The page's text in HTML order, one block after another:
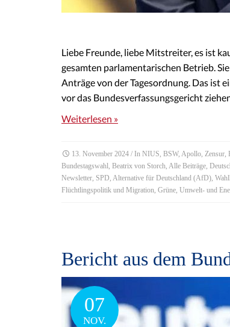
Liebe Freunde, liebe Mitstreiter, es ist
gesamten parlamentarischen Betrieb.
Anträge von der Tagesordnung. Das ist
vor das Bundesverfassungsgericht
Weiterlesen »
13. November 2024 / In NIUS, BSW, Apollo, Zensur,
Bundestagswahl, Beatrix von Storch, Alle Beiträge,
Newsletter, SPD, Alternative für Deutschland (AfD),
Flüchtlingspolitik und Migration, Grüne, Umwelt- und
Bericht aus dem
07
NOV.